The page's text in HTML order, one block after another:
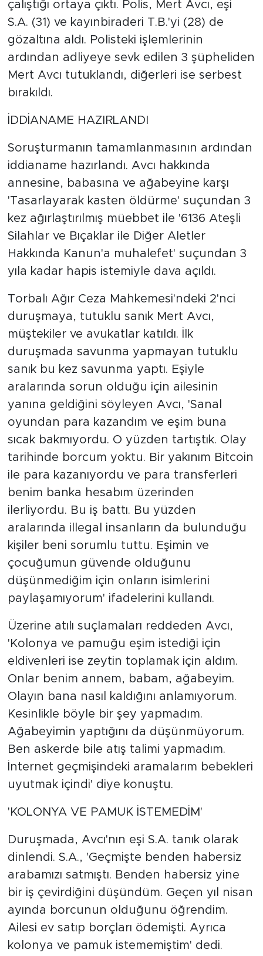
çalıştığı ortaya çıktı. Polis, Mert Avcı, eşi
S.A. (31) ve kayınbiraderi T.B.'yi (28) de
gözaltına aldı. Polisteki işlemlerinin
ardından adliyeye sevk edilen 3 şüpheliden
Mert Avcı tutuklandı, diğerleri ise serbest
bırakıldı.
İDDİANAME HAZIRLANDI
Soruşturmanın tamamlanmasının ardından
iddianame hazırlandı. Avcı hakkında
annesine, babasına ve ağabeyine karşı
'Tasarlayarak kasten öldürme' suçundan 3
kez ağırlaştırılmış müebbet ile '6136 Ateşli
Silahlar ve Bıçaklar ile Diğer Aletler
Hakkında Kanun'a muhalefet' suçundan 3
yıla kadar hapis istemiyle dava açıldı.
Torbalı Ağır Ceza Mahkemesi'ndeki 2'nci
duruşmaya, tutuklu sanık Mert Avcı,
müştekiler ve avukatlar katıldı. İlk
duruşmada savunma yapmayan tutuklu
sanık bu kez savunma yaptı. Eşiyle
aralarında sorun olduğu için ailesinin
yanına geldiğini söyleyen Avcı, 'Sanal
oyundan para kazandım ve eşim buna
sıcak bakmıyordu. O yüzden tartıştık. Olay
tarihinde borcum yoktu. Bir yakınım Bitcoin
ile para kazanıyordu ve para transferleri
benim banka hesabım üzerinden
ilerliyordu. Bu iş battı. Bu yüzden
aralarında illegal insanların da bulunduğu
kişiler beni sorumlu tuttu. Eşimin ve
çocuğumun güvende olduğunu
düşünmediğim için onların isimlerini
paylaşamıyorum' ifadelerini kullandı.
Üzerine atılı suçlamaları reddeden Avcı,
'Kolonya ve pamuğu eşim istediği için
eldivenleri ise zeytin toplamak için aldım.
Onlar benim annem, babam, ağabeyim.
Olayın bana nasıl kaldığını anlamıyorum.
Kesinlikle böyle bir şey yapmadım.
Ağabeyimin yaptığını da düşünmüyorum.
Ben askerde bile atış talimi yapmadım.
İnternet geçmişindeki aramalarım bebekleri
uyutmak içindi' diye konuştu.
'KOLONYA VE PAMUK İSTEMEDİM'
Duruşmada, Avcı'nın eşi S.A. tanık olarak
dinlendi. S.A., 'Geçmişte benden habersiz
arabamızı satmıştı. Benden habersiz yine
bir iş çevirdiğini düşündüm. Geçen yıl nisan
ayında borcunun olduğunu öğrendim.
Ailesi ev satıp borçları ödemişti. Ayrıca
kolonya ve pamuk istememiştim' dedi.